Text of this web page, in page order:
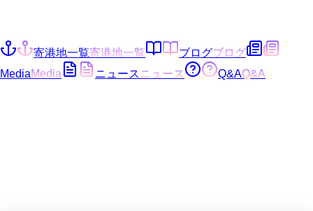
寄港地一覧寄港地一覧 ブログブログ
MediaMedia ニュース ニュース Q&AQ&A